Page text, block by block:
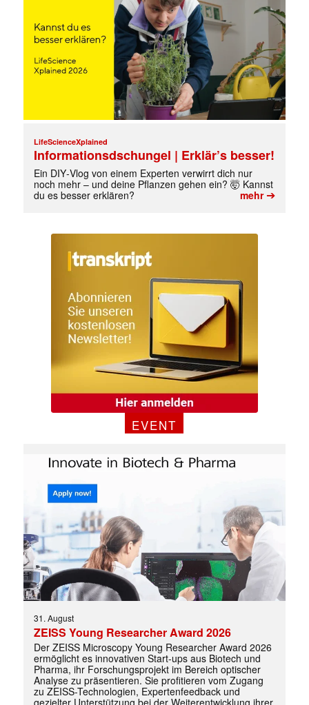
✕
LifeScienceXplained
Informationsdschungel | Erklär’s besser!
Ein DIY‑Vlog von einem Experten verwirrt dich nur
noch mehr – und deine Pflanzen gehen ein? 🤯 Kannst
du es besser erklären?
mehr➔
EVENT
31. August
ZEISS Young Researcher Award 2026
Der ZEISS Microscopy Young Researcher Award 2026
ermöglicht es innovativen Start-ups aus Biotech und
Pharma, ihr Forschungsprojekt im Bereich optischer
Analyse zu präsentieren. Sie profitieren vom Zugang
zu ZEISS-Technologien, Expertenfeedback und